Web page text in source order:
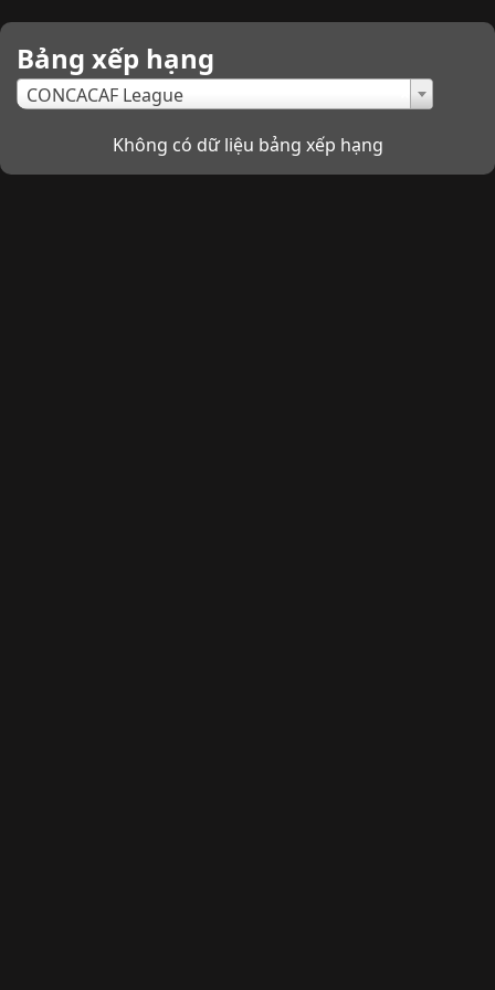
Bảng xếp hạng
CONCACAF League
Không có dữ liệu bảng xếp hạng